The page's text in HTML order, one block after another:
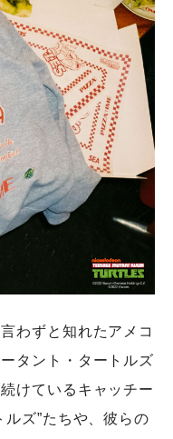
わずと知れたアメコ
タント・タートルズ
けているキャッチー
ズ”たちや、彼らの